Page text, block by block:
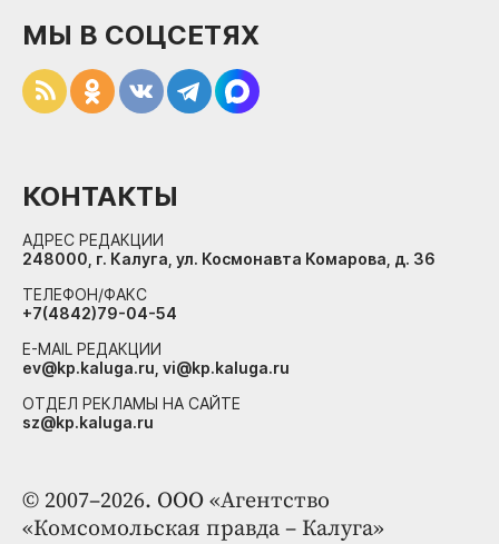
© 2007–2026. ООО «Агентство
«Комсомольская правда – Калуга»
МЫ В СОЦСЕТЯХ
КОНТАКТЫ
АДРЕС РЕДАКЦИИ
248000, г. Калуга, ул. Космонавта Комарова, д. 36
ТЕЛЕФОН/ФАКС
+7(4842)79-04-54
E-MAIL РЕДАКЦИИ
ev@kp.kaluga.ru, vi@kp.kaluga.ru
ОТДЕЛ РЕКЛАМЫ НА САЙТЕ
sz@kp.kaluga.ru